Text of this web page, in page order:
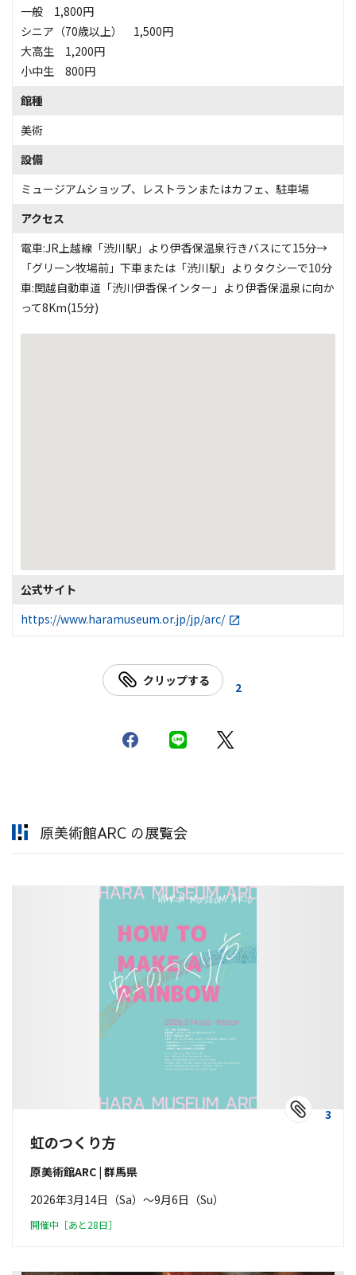
一般 1,800円
シニア（70歳以上） 1,500円
大高生 1,200円
小中生 800円
館種
美術
設備
ミュージアムショップ、 レストランまたはカフェ、 駐車場
アクセス
電車:JR上越線「渋川駅」より伊香保温泉行きバスにて15分→
「グリーン牧場前」下車または「渋川駅」よりタクシーで10分
車:関越自動車道「渋川伊香保インター」より伊香保温泉に向か
って8Km(15分)
公式サイト
https://www.haramuseum.or.jp/jp/arc/
クリップする 2
原美術館ARC の展覧会
3
虹のつくり方
原美術館ARC | 群馬県
2026年3月14日（Sa）〜9月6日（Su）
開催中［あと28日］